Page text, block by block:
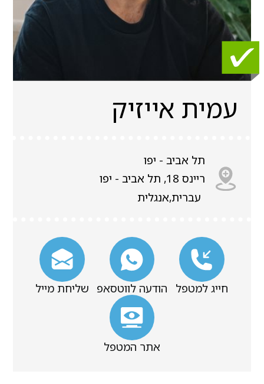
עמית אייזיק
תל אביב - יפו
ריינס 18, תל אביב - יפו
עברית,אנגלית
חייג למטפל הודעה לווטסאפ שליחת מייל
אתר המטפל